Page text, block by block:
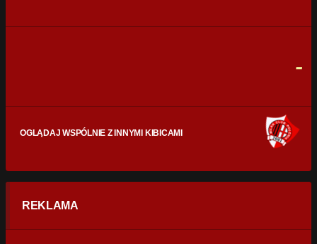
-
OGLĄDAJ WSPÓLNIE Z INNYMI KIBICAMI
REKLAMA